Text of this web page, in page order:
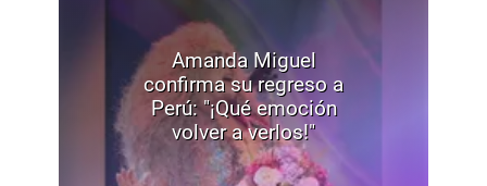
Amanda Miguel
confirma su regreso a
Perú: "¡Qué emoción
volver a verlos!"